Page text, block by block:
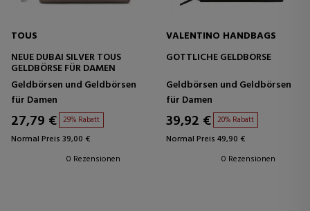
TOUS
NEUE DUBAI SILVER TOUS
GELDBÖRSE FÜR DAMEN
Geldbörsen und Geldbörsen
für Damen
27,79 € 29% Rabatt
Normal Preis 39,00 €
0 Rezensionen
VALENTINO HANDBAGS
GÖTTLICHE GELDBÖRSE
Geldbörsen und Geldbörsen
für Damen
39,92 € 20% Rabatt
Normal Preis 49,90 €
0 Rezensionen